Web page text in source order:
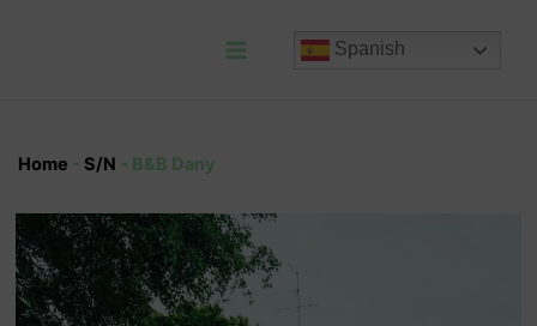
Spanish
Home - S/N - B&B Dany